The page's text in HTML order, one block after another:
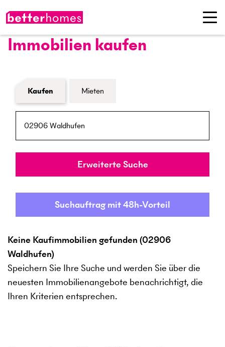
Immobilien kaufen
Formular Immobiliensuche
Kaufen Mieten
PLZ / Ort
Umkreis
Erweiterte Suche
Suchauftrag mit 48h-Vorteil
Keine Kaufimmobilien gefunden (02906
Waldhufen)
Speichern Sie Ihre Suche und werden Sie über die
neuesten Immobilienangebote benachrichtigt, die
Ihren Kriterien entsprechen.